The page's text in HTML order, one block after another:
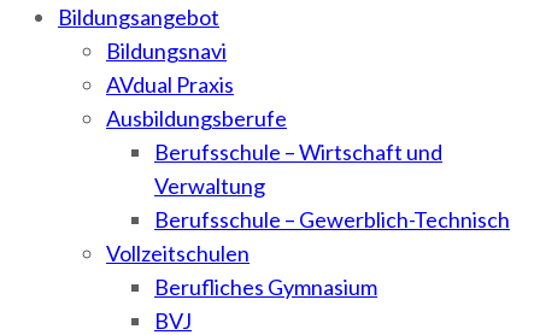
Bildungsangebot
Bildungsnavi
AVdual Praxis
Ausbildungsberufe
Berufsschule – Wirtschaft und
Verwaltung
Berufsschule – Gewerblich-Technisch
Vollzeitschulen
Berufliches Gymnasium
BVJ